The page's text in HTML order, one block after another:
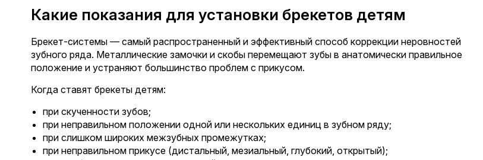
Какие показания для установки брекетов детям
Брекет-системы — самый распространенный и эффективный способ коррекции неровностей
зубного ряда. Металлические замочки и скобы перемещают зубы в анатомически правильное
положение и устраняют большинство проблем с прикусом.
Когда ставят брекеты детям:
при скученности зубов;
при неправильном положении одной или нескольких единиц в зубном ряду;
при слишком широких межзубных промежутках;
при неправильном прикусе (дистальный, мезиальный, глубокий, открытый);